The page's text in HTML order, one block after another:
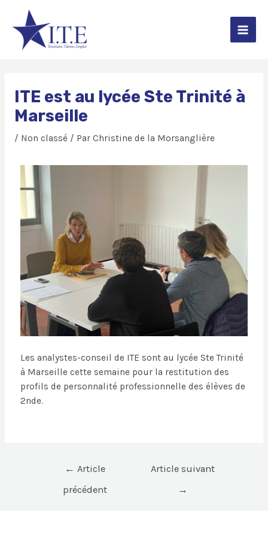
contenu
ITE est au lycée Ste Trinité à
Marseille
/ Non classé / Par Christine de la Morsanglière
Les analystes-conseil de ITE sont au lycée Ste Trinité
à Marseille cette semaine pour la restitution des
profils de personnalité professionnelle des élèves de
2nde.
de
l’article
← Article
précédent
Article suivant
→